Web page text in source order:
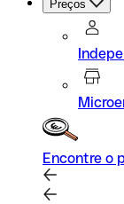
Preços
Encontre o